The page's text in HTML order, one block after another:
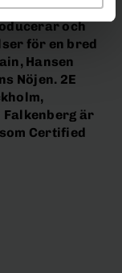
inom
och
för en bred
Hansen
Nöjen. 2E
Falkenberg är
Certified